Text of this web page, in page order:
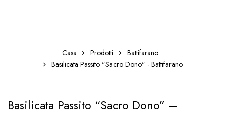
Casa Prodotti
Battifarano
Basilicata Passito "Sacro Dono" - Battifarano
Basilicata Passito “Sacro Dono” –